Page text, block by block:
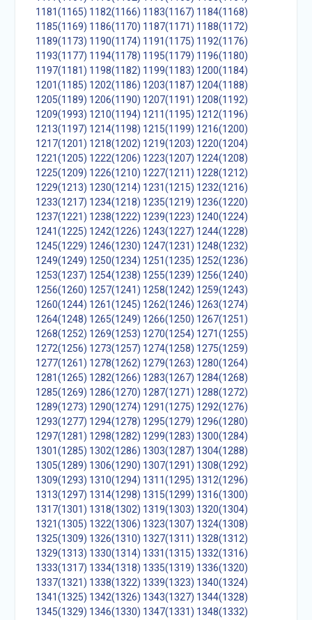
1181(1165) 1182(1166) 1183(1167) 1184(1168)
1185(1169) 1186(1170) 1187(1171) 1188(1172)
1189(1173) 1190(1174) 1191(1175) 1192(1176)
1193(1177) 1194(1178) 1195(1179) 1196(1180)
1197(1181) 1198(1182) 1199(1183) 1200(1184)
1201(1185) 1202(1186) 1203(1187) 1204(1188)
1205(1189) 1206(1190) 1207(1191) 1208(1192)
1209(1993) 1210(1194) 1211(1195) 1212(1196)
1213(1197) 1214(1198) 1215(1199) 1216(1200)
1217(1201) 1218(1202) 1219(1203) 1220(1204)
1221(1205) 1222(1206) 1223(1207) 1224(1208)
1225(1209) 1226(1210) 1227(1211) 1228(1212)
1229(1213) 1230(1214) 1231(1215) 1232(1216)
1233(1217) 1234(1218) 1235(1219) 1236(1220)
1237(1221) 1238(1222) 1239(1223) 1240(1224)
1241(1225) 1242(1226) 1243(1227) 1244(1228)
1245(1229) 1246(1230) 1247(1231) 1248(1232)
1249(1249) 1250(1234) 1251(1235) 1252(1236)
1253(1237) 1254(1238) 1255(1239) 1256(1240)
1256(1260) 1257(1241) 1258(1242) 1259(1243)
1260(1244) 1261(1245) 1262(1246) 1263(1274)
1264(1248) 1265(1249) 1266(1250) 1267(1251)
1268(1252) 1269(1253) 1270(1254) 1271(1255)
1272(1256) 1273(1257) 1274(1258) 1275(1259)
1277(1261) 1278(1262) 1279(1263) 1280(1264)
1281(1265) 1282(1266) 1283(1267) 1284(1268)
1285(1269) 1286(1270) 1287(1271) 1288(1272)
1289(1273) 1290(1274) 1291(1275) 1292(1276)
1293(1277) 1294(1278) 1295(1279) 1296(1280)
1297(1281) 1298(1282) 1299(1283) 1300(1284)
1301(1285) 1302(1286) 1303(1287) 1304(1288)
1305(1289) 1306(1290) 1307(1291) 1308(1292)
1309(1293) 1310(1294) 1311(1295) 1312(1296)
1313(1297) 1314(1298) 1315(1299) 1316(1300)
1317(1301) 1318(1302) 1319(1303) 1320(1304)
1321(1305) 1322(1306) 1323(1307) 1324(1308)
1325(1309) 1326(1310) 1327(1311) 1328(1312)
1329(1313) 1330(1314) 1331(1315) 1332(1316)
1333(1317) 1334(1318) 1335(1319) 1336(1320)
1337(1321) 1338(1322) 1339(1323) 1340(1324)
1341(1325) 1342(1326) 1343(1327) 1344(1328)
1345(1329) 1346(1330) 1347(1331) 1348(1332)